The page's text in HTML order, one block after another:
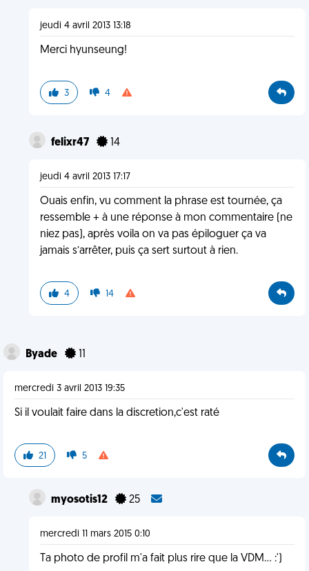
jeudi 4 avril 2013 13:18
Merci hyunseung!
3 4
felixr47 14
jeudi 4 avril 2013 17:17
Ouais enfin, vu comment la phrase est tournée, ça
ressemble + à une réponse à mon commentaire (ne
niez pas), après voila on va pas épiloguer ça va
jamais s’arrêter, puis ça sert surtout à rien.
4 14
Byade
mercredi 3 avril 2013 19:35
Si il voulait faire dans la discretion,c'est raté
21 5
myosotis12 25
mercredi 11 mars 2015 0:10
Ta photo de profil m'a fait plus rire que la VDM... :')